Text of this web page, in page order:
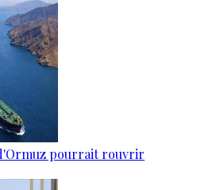
pourrait rouvrir